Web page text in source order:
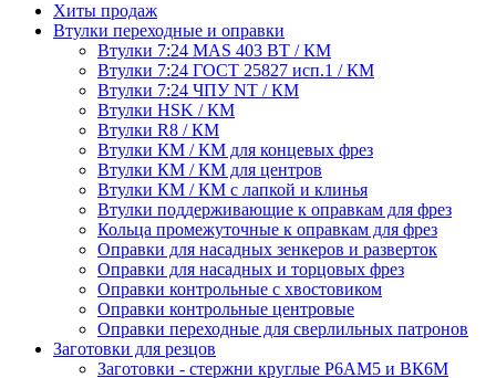
Хиты продаж
Втулки переходные и оправки
Втулки 7:24 MAS 403 BT / КМ
Втулки 7:24 ГОСТ 25827 исп.1 / КМ
Втулки 7:24 ЧПУ NT / КМ
Втулки HSK / КМ
Втулки R8 / КМ
Втулки КМ / КМ для концевых фрез
Втулки КМ / КМ для центров
Втулки КМ / КМ с лапкой и клинья
Втулки поддерживающие к оправкам для фрез
Кольца промежуточные к оправкам для фрез
Оправки для насадных зенкеров и разверток
Оправки для насадных и торцовых фрез
Оправки контрольные с хвостовиком
Оправки контрольные центровые
Оправки переходные для сверлильных патронов
Заготовки для резцов
Заготовки - стержни круглые Р6АМ5 и ВК6М